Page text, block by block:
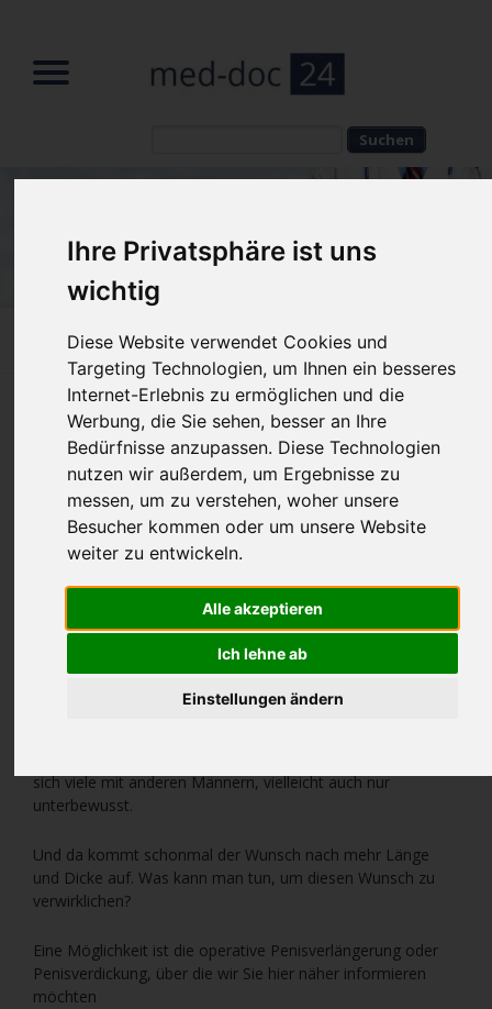
Ihre Privatsphäre ist uns
wichtig
Diese Website verwendet Cookies und
Targeting Technologien, um Ihnen ein besseres
Internet-Erlebnis zu ermöglichen und die
Werbung, die Sie sehen, besser an Ihre
Bedürfnisse anzupassen. Diese Technologien
nutzen wir außerdem, um Ergebnisse zu
messen, um zu verstehen, woher unsere
Besucher kommen oder um unsere Website
weiter zu entwickeln.
Alle akzeptieren
Ich lehne ab
Einstellungen ändern
Home»Fachbeiträge» Penisvergrößerung
Penisvergrößerung München
Für viele Männer spielt der Penis eine große Rolle für das
sich viele mit anderen Männern, vielleicht auch nur
unterbewusst.
Und da kommt schonmal der Wunsch nach mehr Länge
und Dicke auf. Was kann man tun, um diesen Wunsch zu
verwirklichen?
Eine Möglichkeit ist die operative Penisverlängerung oder
Penisverdickung, über die wir Sie hier näher informieren
möchten